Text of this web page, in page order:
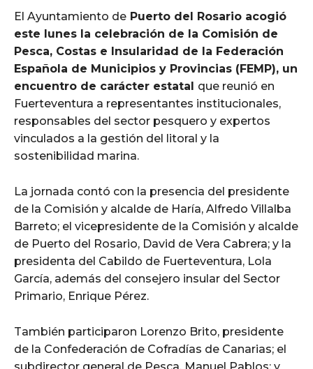
El Ayuntamiento de Puerto del Rosario acogió
este lunes la celebración de la Comisión de
Pesca, Costas e Insularidad de la Federación
Española de Municipios y Provincias (FEMP), un
encuentro de carácter estatal que reunió en
Fuerteventura a representantes institucionales,
responsables del sector pesquero y expertos
vinculados a la gestión del litoral y la
sostenibilidad marina.
La jornada contó con la presencia del presidente
de la Comisión y alcalde de Haría, Alfredo Villalba
Barreto; el vicepresidente de la Comisión y alcalde
de Puerto del Rosario, David de Vera Cabrera; y la
presidenta del Cabildo de Fuerteventura, Lola
García, además del consejero insular del Sector
Primario, Enrique Pérez.
También participaron Lorenzo Brito, presidente
de la Confederación de Cofradías de Canarias; el